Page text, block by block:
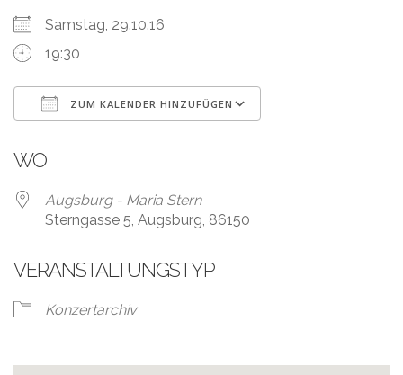
Samstag, 29.10.16
19:30
ZUM KALENDER HINZUFÜGEN
WO
Augsburg - Maria Stern
Sterngasse 5, Augsburg, 86150
VERANSTALTUNGSTYP
Konzertarchiv